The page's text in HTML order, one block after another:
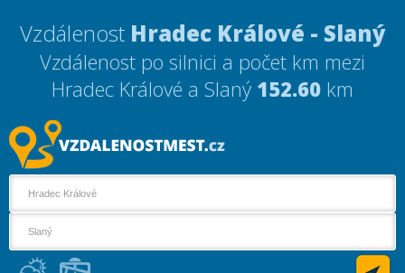
Vzdálenost Hradec Králové - Slaný
Vzdálenost po silnici a počet km mezi
Hradec Králové a Slaný 152.60 km